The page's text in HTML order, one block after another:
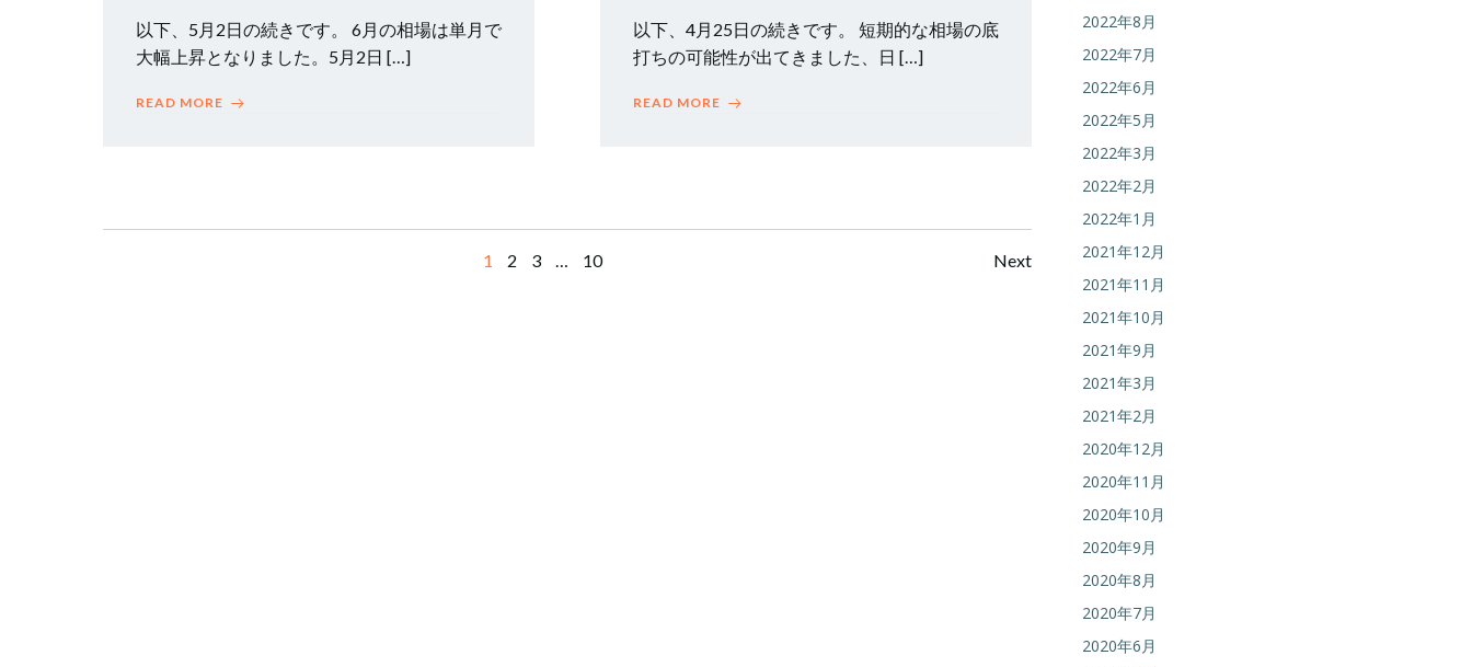
以下、5月2日の続きです。 6月の相場は単月で
大幅上昇となりました。5月2日 […]
READ MORE
以下、4月25日の続きです。 短期的な相場の底
打ちの可能性が出てきました、日 […]
READ MORE
Page
1 Page
2 Page
3 … Page
10
Posts
navigation
Next
2022年8月
2022年7月
2022年6月
2022年5月
2022年3月
2022年2月
2022年1月
2021年12月
2021年11月
2021年10月
2021年9月
2021年3月
2021年2月
2020年12月
2020年11月
2020年10月
2020年9月
2020年8月
2020年7月
2020年6月